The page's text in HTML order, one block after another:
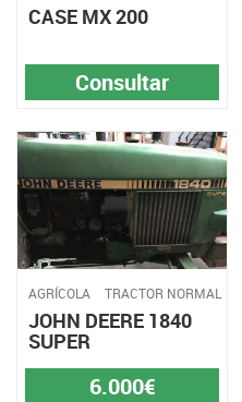
CASE MX 200
Consultar
AGRÍCOLA TRACTOR NORMAL
JOHN DEERE 1840
SUPER
6.000€